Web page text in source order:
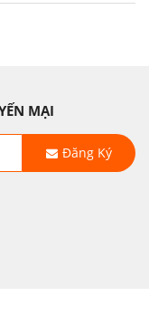
MẠI
Đăng Ký